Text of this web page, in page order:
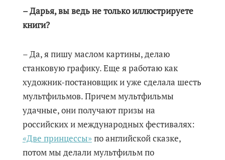
– Дарья, вы ведь не только иллюстрируете
книги?
– Да, я пишу маслом картины, делаю
станковую графику. Еще я работаю как
художник-постановщик и уже сделала шесть
мультфильмов. Причем мультфильмы
удачные, они получают призы на
российских и международных фестивалях:
«Две принцессы»по английской сказке,
потом мы делали мультфильм по